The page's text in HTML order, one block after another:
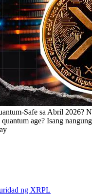
Safe sa Abril 2026?
age? Isang
ng XRPL